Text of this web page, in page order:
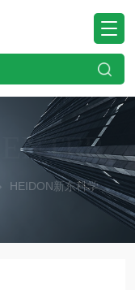
HEIDON新东科学